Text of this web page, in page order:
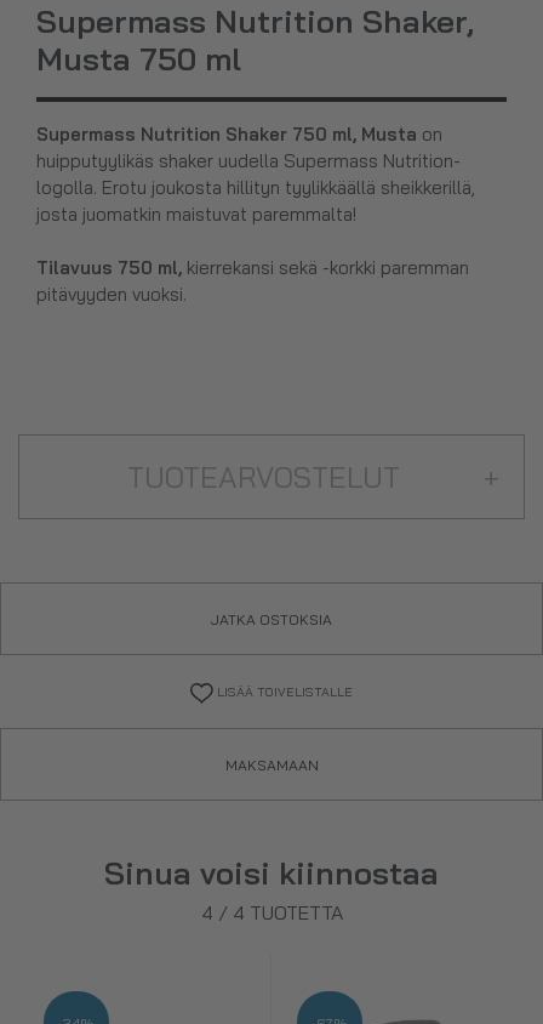
Supermass Nutrition Shaker,
Musta 750 ml
Supermass Nutrition Shaker 750 ml, Musta on
huipputyylikäs shaker uudella Supermass Nutrition-
logolla. Erotu joukosta hillityn tyylikkäällä sheikkerillä,
josta juomatkin maistuvat paremmalta!
Tilavuus 750 ml, kierrekansi sekä -korkki paremman
pitävyyden vuoksi.
TUOTEARVOSTELUT +
JATKA OSTOKSIA
LISÄÄ TOIVELISTALLE
MAKSAMAAN
Sinua voisi kiinnostaa
4 / 4 TUOTETTA